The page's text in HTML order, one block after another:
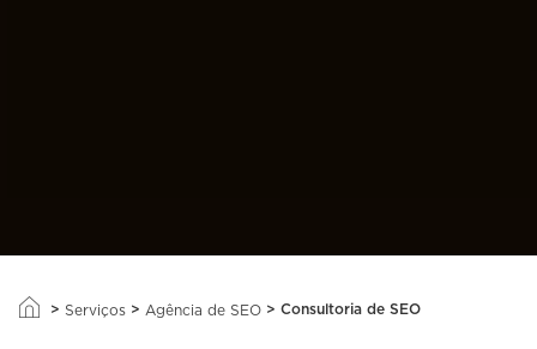
> Serviços > Agência de SEO > Consultoria de SEO